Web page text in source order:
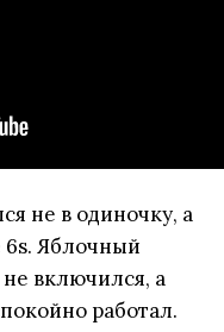
не в одиночку, а
6s. Яблочный
включился, а
работал.